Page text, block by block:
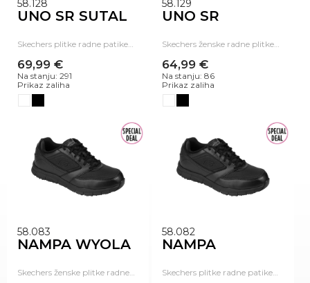
58.128
UNO SR SUTAL
Skechers plitke radne patike…
69,99 €
Na stanju: 291
Prikaz zaliha
58.129
UNO SR
Skechers ženske radne plitke…
64,99 €
Na stanju: 86
Prikaz zaliha
58.083
NAMPA WYOLA
Skechers ženske plitke radne…
58.082
NAMPA
Skechers plitke radne patike…